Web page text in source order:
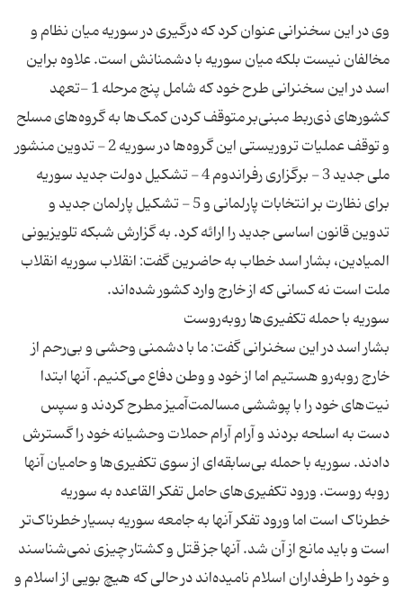
وی در این سخنرانی عنوان كرد كه درگیری در سوریه میان نظام و
مخالفان نیست بلکه میان سوریه با دشمنانش است. علاوه براین
اسد در این سخنرانی طرح خود كه شامل پنج‌ مرحله 1 -تعهد
کشورهای ذی‌ربط مبنی‌بر متوقف کردن کمک‌ها به گروه‌های مسلح
و توقف عملیات تروریستی این گروه‌ها در سوریه 2 - تدوین منشور
ملی جدید 3 - برگزاری رفراندوم 4 - تشکیل دولت جدید سوریه
برای نظارت بر انتخابات پارلمانی و 5 - تشکیل پارلمان جدید و
تدوین قانون اساسی جدید را ارائه كرد. به گزارش شبکه تلویزیونی
المیادین، بشار اسد خطاب به حاضرین گفت: انقلاب سوریه انقلاب
بشار اسد در این سخنرانی گفت: ما با دشمنی وحشی و بی‌رحم از
خارج روبه‌رو هستیم اما از خود و وطن دفاع می‌کنیم. آنها ابتدا
نیت‌های خود را با پوششی مسالمت‌آمیز مطرح کردند و سپس
دست به اسلحه بردند و آرام آرام حملات وحشیانه خود را گسترش
دادند. سوریه با حمله بی‌سابقه‌ای از سوی تکفیری‌ها و حامیان آنها
روبه روست. ورود تکفیری‌های حامل تفکر القاعده به سوریه
خطرناک است اما ورود تفکر آنها به جامعه سوریه بسیار خطرناک‌تر
است و باید مانع از آن شد. آنها جز قتل و کشتار چیزی نمی‌شناسند
و خود را طرفداران اسلام نامیده‌اند در حالی که هیچ بویی از اسلام و